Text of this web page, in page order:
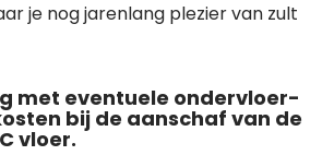
je nog jarenlang plezier van zult
met eventuele ondervloer-
bij de aanschaf van de
vloer.